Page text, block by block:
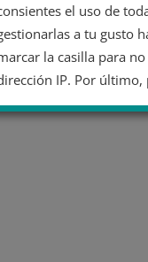
el uso de
a tu gusto
la casilla para
IP. Por último,